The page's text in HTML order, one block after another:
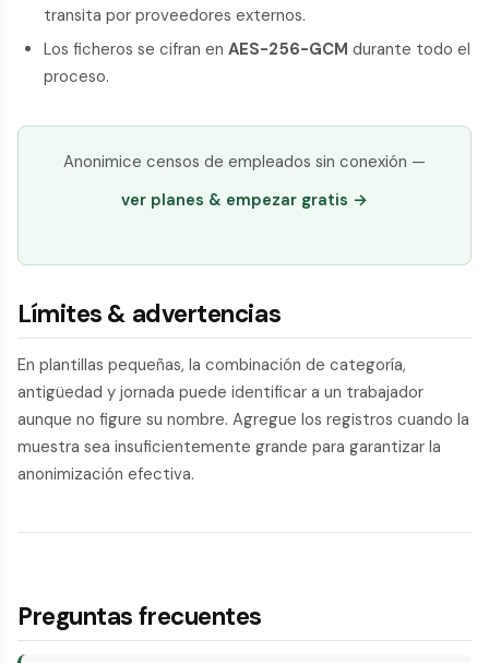
transita por proveedores externos.
Los ficheros se cifran en AES-256-GCM durante todo el
proceso.
Anonimice censos de empleados sin conexión —
ver planes & empezar gratis →
Límites & advertencias
En plantillas pequeñas, la combinación de categoría,
antigüedad y jornada puede identificar a un trabajador
aunque no figure su nombre. Agregue los registros cuando la
muestra sea insuficientemente grande para garantizar la
anonimización efectiva.
Preguntas frecuentes